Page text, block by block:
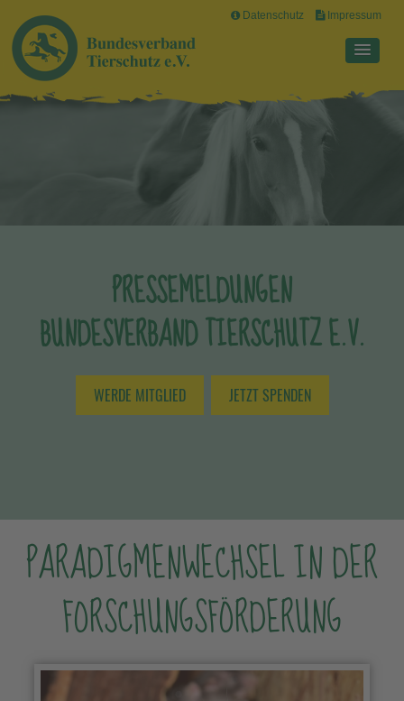
Datenschutz Impressum
PRESSEMELDUNGEN
BUNDESVERBAND TIERSCHUTZ E.V.
WERDE MITGLIED JETZT SPENDEN
PARADIGMENWECHSEL IN DER
FORSCHUNGSFÖRDERUNG